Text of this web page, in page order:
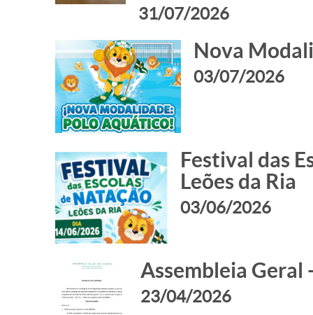
31/07/2026
Nova
03/07/2026
Festival das
Leões da Ria
03/06/2026
Assembleia
23/04/2026